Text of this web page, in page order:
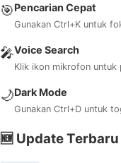
🎯Pencarian Cepat
Gunakan Ctrl+K untuk
🎤Voice Search
Klik ikon mikrofon untuk
🌙Dark Mode
Gunakan Ctrl+D untuk
🆕 Update Terbaru